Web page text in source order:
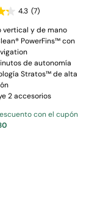
4.3 (7)
vertical y de mano
PowerFins™ con
de autonomía
Stratos™ de alta
2 accesorios
con el cupón